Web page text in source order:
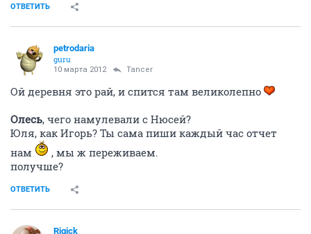
ОТВЕТИТЬ
petrodaria
guru
10 марта 2012 Tancer
Ой деревня это рай, и спится там великолепно
Олесь, чего намулевали с Нюсей?
Юля, как Игорь? Ты сама пиши каждый час отчет
нам
, мы ж переживаем.
получше?
ОТВЕТИТЬ
Rigick